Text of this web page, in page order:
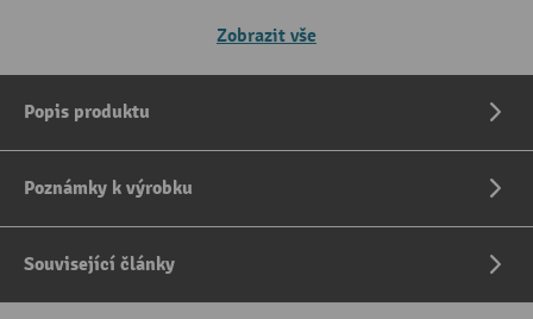
Zobrazit vše
Popis produktu
Poznámky k výrobku
Související články